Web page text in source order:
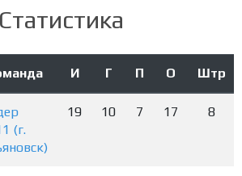
Статистика
И Г П О Штр
(г.
19 10 7 17 8